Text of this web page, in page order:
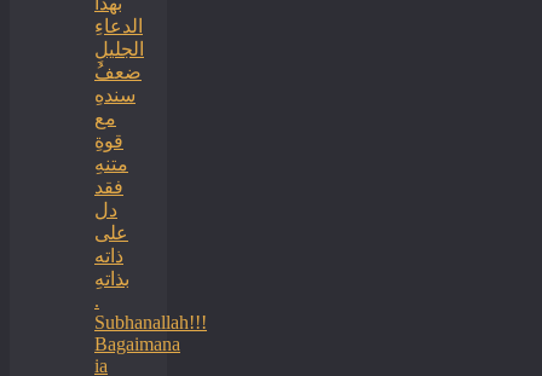
الدعاءِ
الجليلِ
ضعفُ
سندهِ
مع
قوةِ
متنهِ
فقد
دل
على
ذاته
بذاتهِ
.
Subhanallah!!!
Bagaimana
ia